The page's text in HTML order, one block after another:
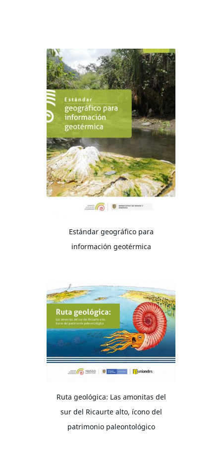
Estándar geográfico para
información geotérmica
Ruta geológica: Las amonitas del
sur del Ricaurte alto, ícono del
patrimonio paleontológico